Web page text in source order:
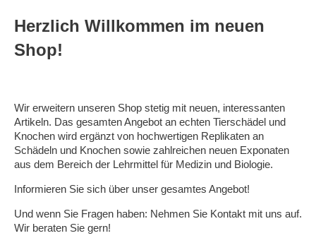
Herzlich Willkommen im neuen
Shop!
Wir erweitern unseren Shop stetig mit neuen, interessanten
Artikeln. Das gesamten Angebot an echten Tierschädel und
Knochen wird ergänzt von hochwertigen Replikaten an
Schädeln und Knochen sowie zahlreichen neuen Exponaten
aus dem Bereich der Lehrmittel für Medizin und Biologie.
Informieren Sie sich über unser gesamtes Angebot!
Und wenn Sie Fragen haben: Nehmen Sie Kontakt mit uns auf.
Wir beraten Sie gern!